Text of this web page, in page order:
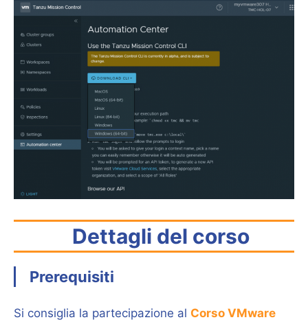
Dettagli del corso
Prerequisiti
Si consiglia la partecipazione al Corso VMware